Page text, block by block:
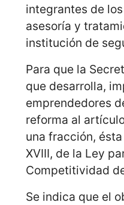
integrantes de
asesoría y
institución de
Para que la
que desarrolla,
emprendedores
reforma al
una fracción,
XVIII, de la Ley
Competitividad
Se indica que el